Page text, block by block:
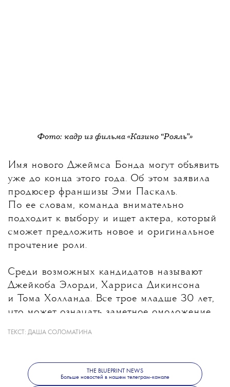
Фото: кадр из фильма «Казино “Рояль”»
Имя нового Джеймса Бонда могут объявить
уже до конца этого года. Об этом заявила
продюсер франшизы Эми Паскаль.
По ее словам, команда внимательно
подходит к выбору и ищет актера, который
сможет предложить новое и оригинальное
прочтение роли.
Среди возможных кандидатов называют
Джейкоба Элорди, Харриса Дикинсона
и Тома Холланда. Все трое младше 30 лет,
что может означать заметное омоложение
не исключают, что роль получит
неизвестный широкой публике актер.
ТЕКСТ: ДАША СОЛОМАТИНА
THE BLUEPRINT NEWS
Больше новостей в нашем телеграм-канале